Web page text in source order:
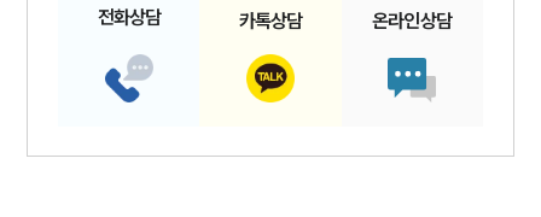
전화상담 카톡상담 온라인상담